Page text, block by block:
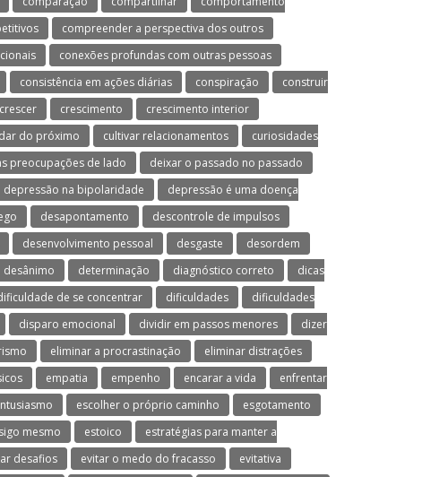
compreender a perspectiva dos outros
conexões profundas com outras pessoas
consistência em ações diárias conspiração
construir
crescer crescimento
crescimento interior
do próximo cultivar relacionamentos
curiosidades
preocupações de lado
deixar o passado no passado
depressão na bipolaridade
depressão é uma doença
desapontamento
descontrole de impulsos
desenvolvimento pessoal desgaste
desordem
desânimo determinação diagnóstico correto
dicas
de se concentrar dificuldades
dificuldades
disparo emocional dividir em passos menores
dizer
eliminar a procrastinação
eliminar distrações
empatia empenho encarar a vida
enfrentar
escolher o próprio caminho
esgotamento
mesmo estoico
estratégias para manter a
desafios evitar o medo do fracasso
evitativa